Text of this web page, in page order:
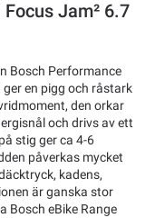
Jam² 6.7
Bosch Performance
en pigg och råstark
den orkar
och drivs av ett
stig ger ca 4-6
påverkas mycket
kadens,
är ganska stor
Bosch eBike Range